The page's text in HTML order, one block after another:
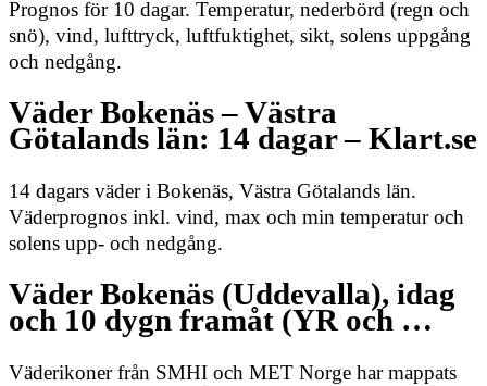
Prognos för 10 dagar. Temperatur, nederbörd (regn och
snö), vind, lufttryck, luftfuktighet, sikt, solens uppgång
och nedgång.
Väder Bokenäs – Västra
Götalands län: 14 dagar – Klart.se
14 dagars väder i Bokenäs, Västra Götalands län.
Väderprognos inkl. vind, max och min temperatur och
solens upp- och nedgång.
Väder Bokenäs (Uddevalla), idag
och 10 dygn framåt (YR och …
Väderikoner från SMHI och MET Norge har mappats